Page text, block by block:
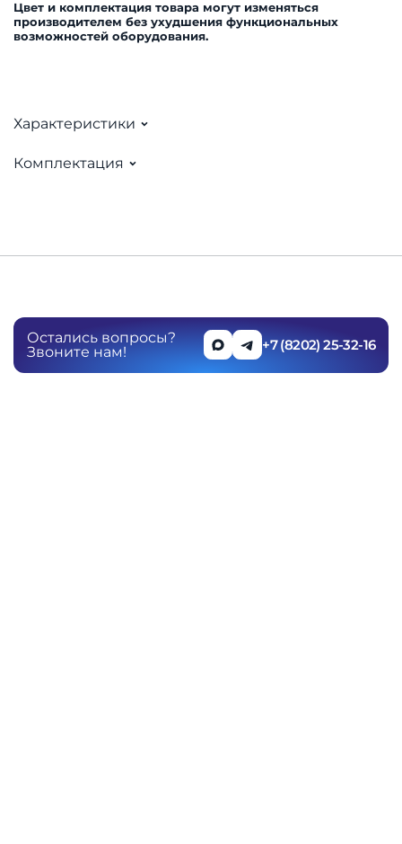
Цвет и комплектация товара могут изменяться
производителем без ухудшения функциональных
возможностей оборудования.
Характеристики
Комплектация
Остались вопросы?
Звоните нам!
+7 (8202) 25-32-16